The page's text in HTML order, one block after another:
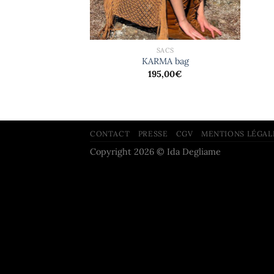
+
SACS
KARMA bag
195,00€
CONTACT PRESSE CGV MENTIONS
Copyright 2026 © Ida Degliame